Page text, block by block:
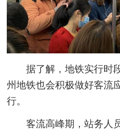
据了解，地铁实行时
州地铁也会积极做好客流
行。
客流高峰期，站务人员